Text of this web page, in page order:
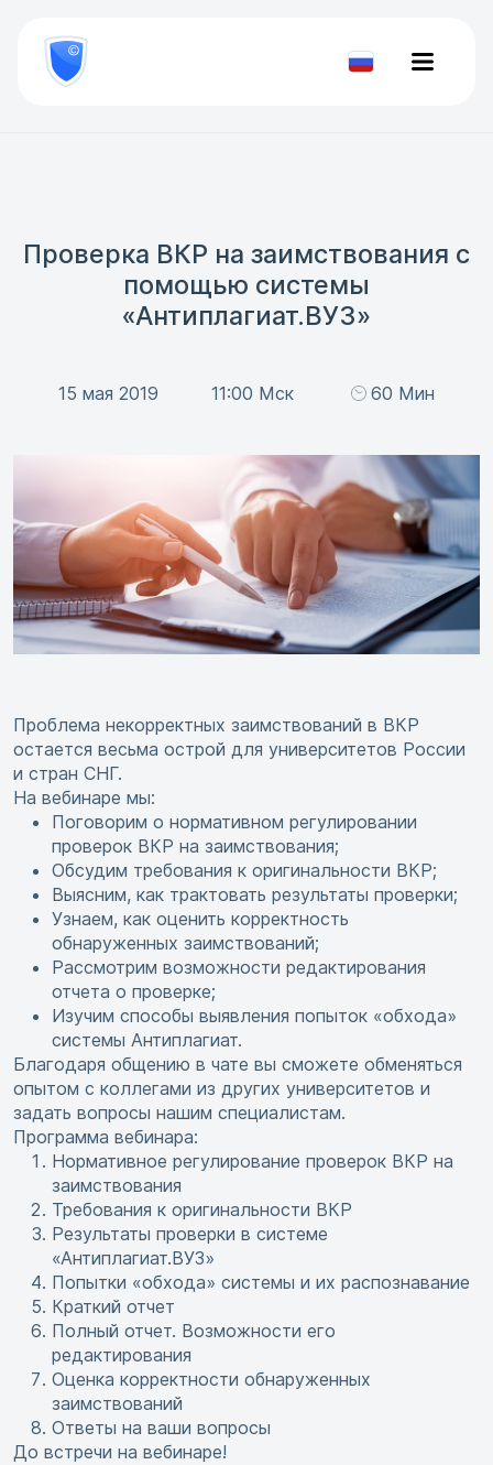
800
777-
81-Проверить
Проверка ВКР на заимствования с
помощью системы
«Антиплагиат.ВУЗ»
15 мая 2019 11:00 Мск 60 Мин
Проблема некорректных заимствований в ВКР
остается весьма острой для университетов России
и стран СНГ.
На вебинаре мы:
Поговорим о нормативном регулировании
проверок ВКР на заимствования;
Обсудим требования к оригинальности ВКР;
Выясним, как трактовать результаты проверки;
Узнаем, как оценить корректность
обнаруженных заимствований;
Рассмотрим возможности редактирования
отчета о проверке;
Изучим способы выявления попыток «обхода»
системы Антиплагиат.
Благодаря общению в чате вы сможете обменяться
опытом с коллегами из других университетов и
задать вопросы нашим специалистам.
Программа вебинара:
Нормативное регулирование проверок ВКР на
заимствования
Требования к оригинальности ВКР
Результаты проверки в системе
«Антиплагиат.ВУЗ»
Попытки «обхода» системы и их распознавание
Краткий отчет
Полный отчет. Возможности его
редактирования
Оценка корректности обнаруженных
заимствований
Ответы на ваши вопросы
До встречи на вебинаре!